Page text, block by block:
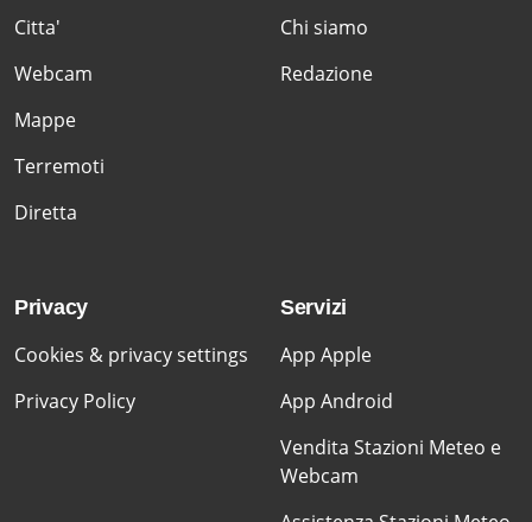
Citta'
Webcam
Mappe
Terremoti
Diretta
Chi siamo
Redazione
Privacy
Cookies & privacy settings
Privacy Policy
Servizi
App Apple
App Android
Vendita Stazioni Meteo e
Webcam